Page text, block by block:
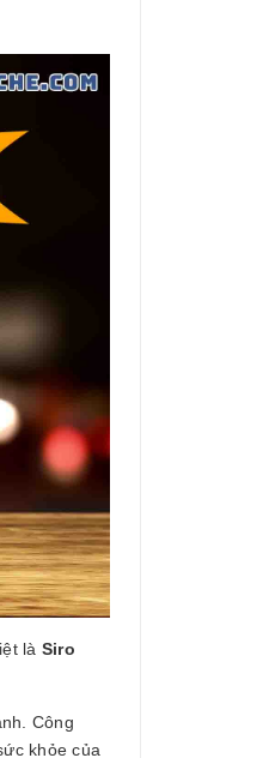
là Siro
Công
khỏe của